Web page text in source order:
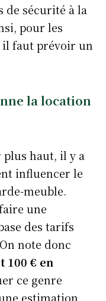
de sécurité à la
pour les
il faut prévoir un
la location
plus haut, il y a
influencer le
meuble.
une
des tarifs
note donc
100 € en
ce genre
estimation